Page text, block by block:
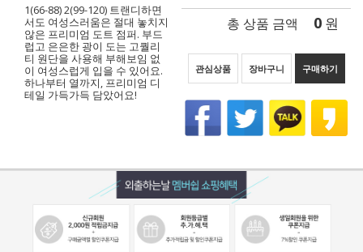
1(66-88) 2(99-120) 트랜디하면
서도 여성스러움은 절대 놓치지
않은 프리미엄 도트 점퍼. 부드
럽고 은은한 광이 도는 고퀄리
티 원단을 사용해 부해보임 없
이 여성스럽게 입을 수 있어요.
하나부터 열까지, 프리미엄 디
테일 가득가득 담았어요!
총 상품 금액 0 원
관심상품 장바구니 구매하기